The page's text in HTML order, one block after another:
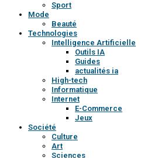
Sport
Mode
Beauté
Technologies
Intelligence Artificielle
Outils IA
Guides
actualités ia
High-tech
Informatique
Internet
E-Commerce
Jeux
Société
Culture
Art
Sciences